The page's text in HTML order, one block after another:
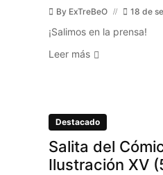
By ExTreBeO 18 de
¡Salimos en la prensa!
Leer más
Destacado
Salita del
Ilustración XV